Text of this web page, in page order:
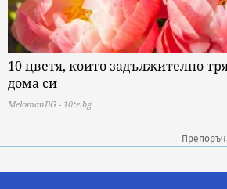
10 цветя, които задължително
дома си
MelomanBG - 10te.bg